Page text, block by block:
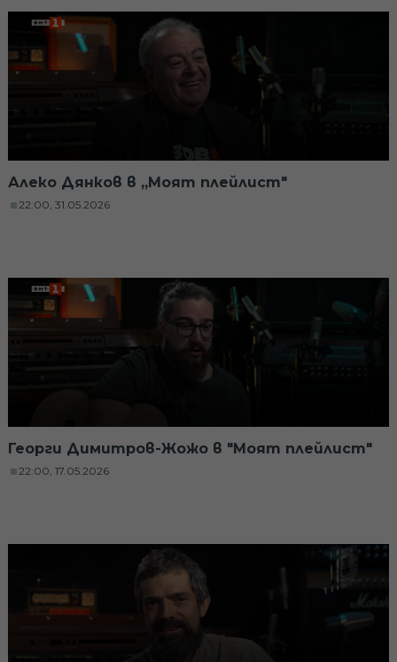
Алеко Дянков в „Моят плейлист"
22:00, 31.05.2026
Георги Димитров-Жожо в "Моят плейлист"
22:00, 17.05.2026